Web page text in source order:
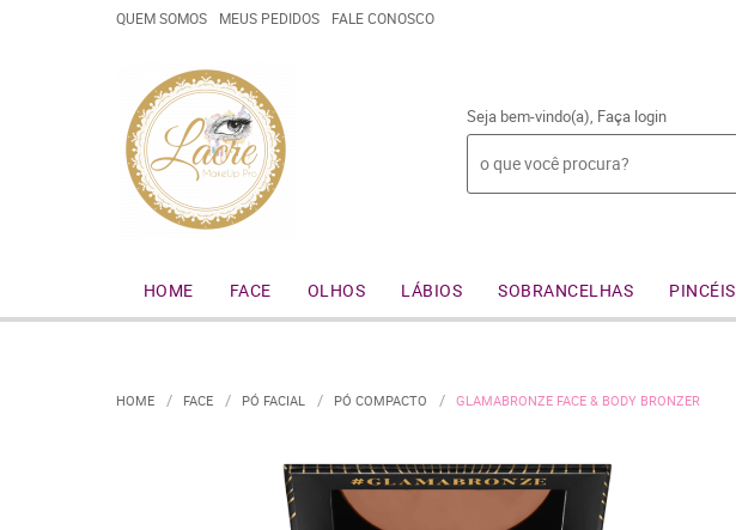
QUEM SOMOS MEUS PEDIDOS FALE CONOSCO
Seja bem-vindo(a), Faça login
HOME FACE OLHOS LÁBIOS SOBRANCELHAS PINCÉIS
HOME FACE PÓ FACIAL PÓ COMPACTO GLAMABRONZE FACE & BODY BRONZER